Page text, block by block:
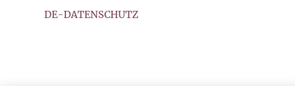
DE-DATENSCHUTZ